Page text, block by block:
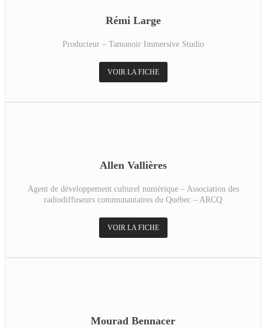
Rémi Large
Producteur – Tamanoir Immersive Studio
VOIR LA FICHE
Allen Vallières
Agent de développement culturel numérique – Association des
radiodiffuseurs communautaires du Québec – ARCQ
VOIR LA FICHE
Mourad Bennacer